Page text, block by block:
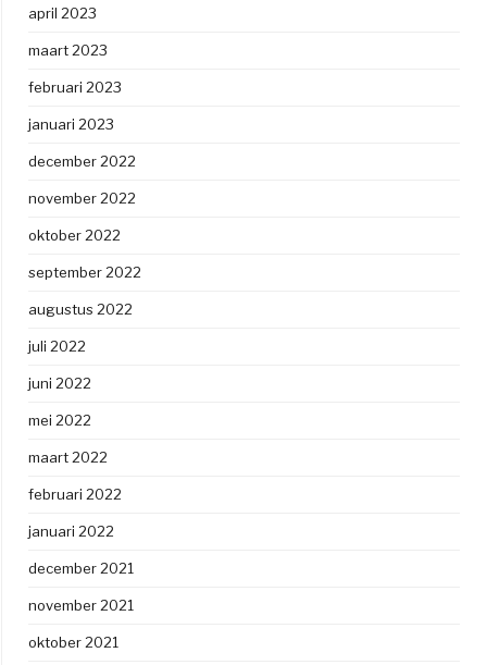
april 2023
maart 2023
februari 2023
januari 2023
december 2022
november 2022
oktober 2022
september 2022
augustus 2022
juli 2022
juni 2022
mei 2022
maart 2022
februari 2022
januari 2022
december 2021
november 2021
oktober 2021